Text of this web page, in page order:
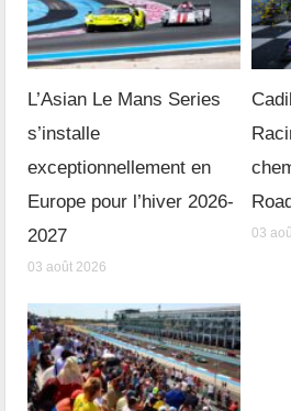
L’Asian Le Mans Series
s’installe
exceptionnellement en
Europe pour l’hiver 2026-
2027
03 août 2026
03